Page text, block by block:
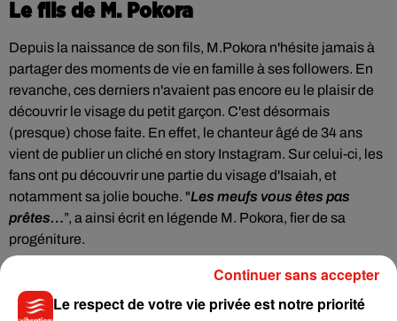
Le fils de M. Pokora
Depuis la naissance de son fils, M.Pokora n'hésite jamais à
partager des moments de vie en famille à ses followers. En
revanche, ces derniers n'avaient pas encore eu le plaisir de
découvrir le visage du petit garçon. C'est désormais
(presque) chose faite. En effet, le chanteur âgé de 34 ans
vient de publier un cliché en story Instagram. Sur celui-ci, les
fans ont pu découvrir une partie du visage d'Isaiah, et
notamment sa jolie bouche. "Les meufs vous êtes pas
prêtes…”, a ainsi écrit en légende M. Pokora, fier de sa
progéniture.
pic.twitter.com/jjSy2AC8Gw
— Elena (@Mata76966729)August 18, 2020
Le respect de votre vie privée est notre priorité
Continuer sans accepter